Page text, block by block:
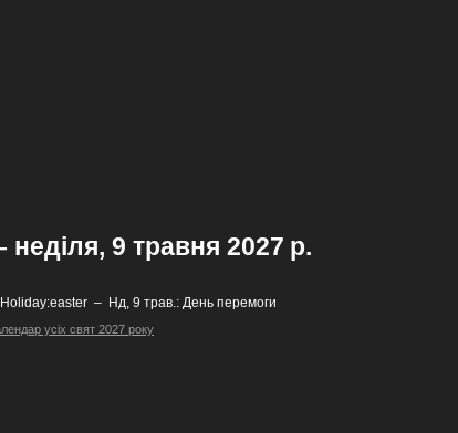
неділя, 9 травня 2027 р.
– Нд, 9 трав.: День перемоги
усіх свят 2027 року